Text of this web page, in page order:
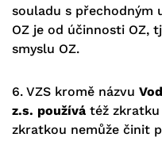
souladu s přechodným
OZ je od účinnosti OZ,
smyslu OZ.
6. VZS kromě názvu
z.s. používá též zkratku
zkratkou nemůže činit